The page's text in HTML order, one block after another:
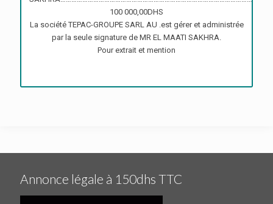
100 000,00DHS
La société TEPAC-GROUPE SARL AU .est gérer et administrée
par la seule signature de MR EL MAATI SAKHRA.
Pour extrait et mention
Annonce légale à 150dhs TTC